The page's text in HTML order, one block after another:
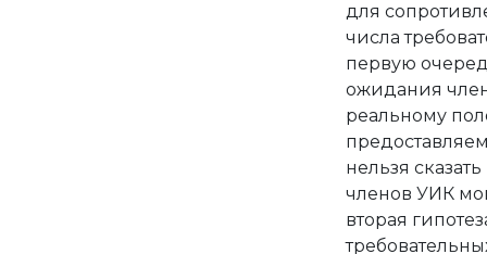
для
числа
первую
ожидания
реальному
нельзя
членов УИК
вторая